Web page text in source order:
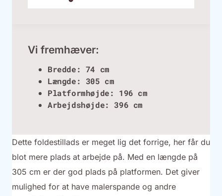
Vi fremhæver:
Bredde: 74 cm
Længde: 305 cm
Platformhøjde: 196 cm
Arbejdshøjde: 396 cm
Dette foldestillads er meget lig det forrige, her får du
blot mere plads at arbejde på. Med en længde på
305 cm er der god plads på platformen. Det giver
mulighed for at have malerspande og andre